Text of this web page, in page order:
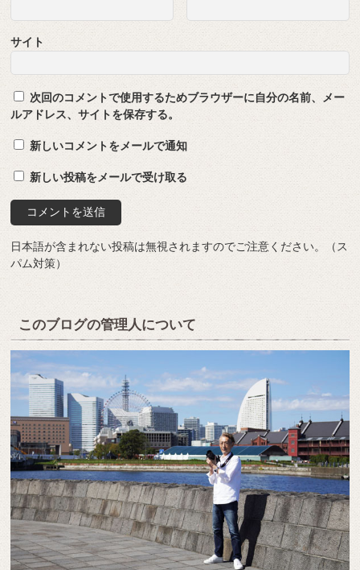
サイト
次回のコメントで使用するためブラウザーに自分の名前、メー
ルアドレス、サイトを保存する。
新しいコメントをメールで通知
新しい投稿をメールで受け取る
日本語が含まれない投稿は無視されますのでご注意ください。（ス
パム対策）
このブログの管理人について